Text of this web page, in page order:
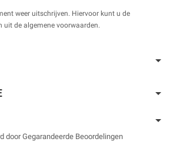
weer uitschrijven. Hiervoor kunt u de
uit de algemene voorwaarden.
door Gegarandeerde Beoordelingen